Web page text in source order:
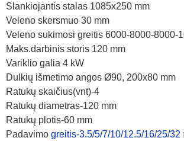
Slankiojantis stalas 1085х250 mm
Veleno skersmuo 30 mm
Veleno sukimosi greitis 6000-8000-8000-
Maks.darbinis storis 120 mm
Variklio galia 4 kW
Dulkių išmetimo angos Ø90, 200x80 mm
Ratukų skaičius(vnt)-4
Ratukų diametras-120 mm
Ratukų plotis-60 mm
Padavimo greitis-3.5/5/7/10/12.5/16/25/32